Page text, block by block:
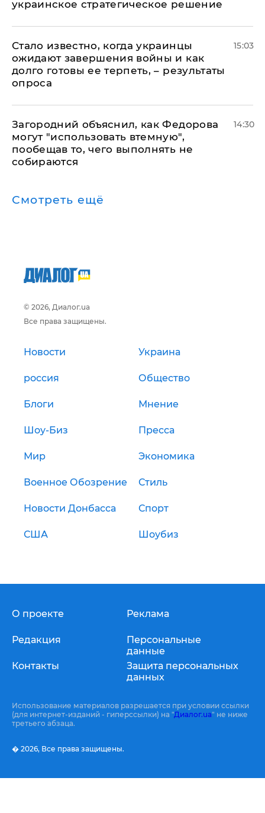
украинское стратегическое решение
Стало известно, когда украинцы
ожидают завершения войны и как
долго готовы ее терпеть, – результаты
опроса
15:03
Загородний объяснил, как Федорова
могут "использовать втемную",
пообещав то, чего выполнять не
собираются
14:30
Смотреть ещё
© 2026, Диалог.ua
Все права защищены.
Новости Украина
россия Общество
Блоги Мнение
Шоу-Биз Пресса
Мир Экономика
Военное Обозрение Стиль
Новости Донбасса Спорт
США Шоубиз
О проекте
Редакция
Контакты
Реклама
Персональные
данные
Защита персональных
данных
Использование материалов разрешается при условии ссылки
(для интернет-изданий - гиперссылки) на "Диалог.ua" не ниже
третьего абзаца.
� 2026, Все права защищены.